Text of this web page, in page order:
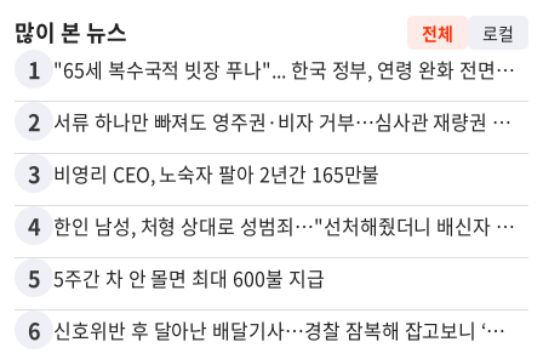
많이 본 뉴스 전체 로컬
1 "65세 복수국적 빗장 푸나"... 한국 정부, 연령 완화 전면 추진
2 서류 하나만 빠져도 영주권·비자 거부…심사관 재량권 대폭 확대
3 비영리 CEO, 노숙자 팔아 2년간 165만불
4 한인 남성, 처형 상대로 성범죄…"선처해줬더니 배신자 취급"
5 5주간 차 안 몰면 최대 600불 지급
6 신호위반 후 달아난 배달기사…경찰 잠복해 잡고보니 ‘반전’